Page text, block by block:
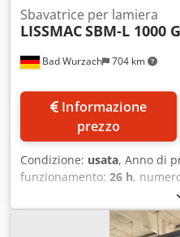
Bad Wurzach 704 km
Sbavatrice per lamiera
LISSMACSBM-L 1000
prezzo
Condizione: usata, Anno di
funzionamento: 26 h,
, Opzioni:
LiServ 4.0 - Kit di
Smartlight ME 5000 -